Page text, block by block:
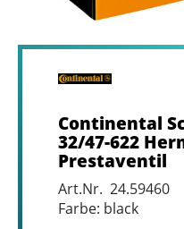
Continental
32/47-622
Prestaventil
Art.Nr. 24.59460
Farbe: black